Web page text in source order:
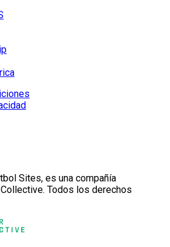
Sites, es una compañía
Todos los derechos